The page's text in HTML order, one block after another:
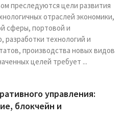
преследуются цели развития
отраслей экономики,
сферы, портовой и
разработки технологий и
производства новых видов
целей требует ...
управления:
блокчейн и